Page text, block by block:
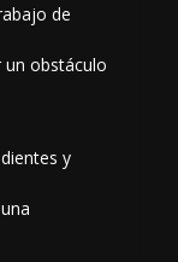
de
obstáculo
y